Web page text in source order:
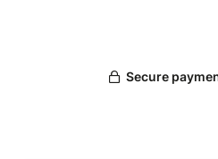
Noguez, Gaston de